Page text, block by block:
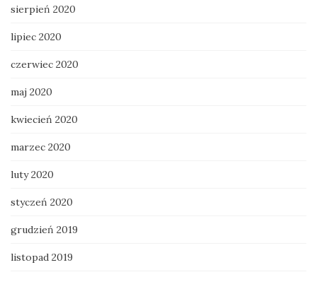
sierpień 2020
lipiec 2020
czerwiec 2020
maj 2020
kwiecień 2020
marzec 2020
luty 2020
styczeń 2020
grudzień 2019
listopad 2019